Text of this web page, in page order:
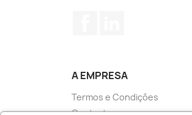
A EMPRESA
Termos e Condições